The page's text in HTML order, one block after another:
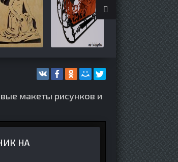
макеты рисунков и
НА